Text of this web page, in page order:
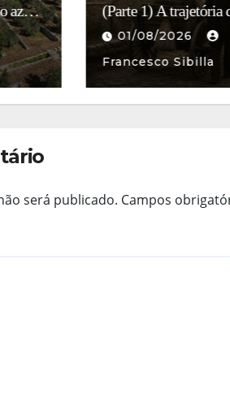
dezembro para desfile
03/08/2026
Fanfoni
será publicado. Campos